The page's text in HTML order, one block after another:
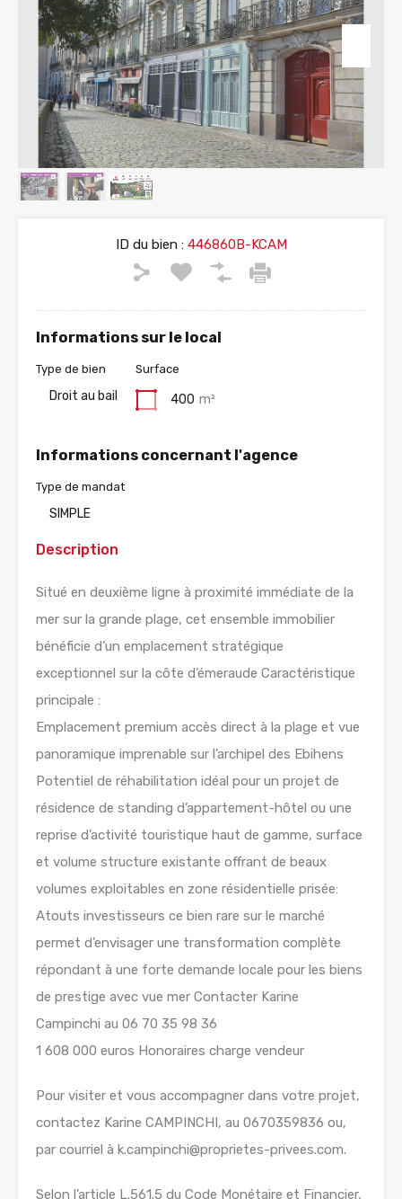
ID du bien :446860B-KCAM
Informations sur le local
Type de bien
Droit au bail
Surface
400 m²
Informations concernant l'agence
Type de mandat
SIMPLE
Description
Situé en deuxième ligne à proximité immédiate de la
mer sur la grande plage, cet ensemble immobilier
bénéficie d’un emplacement stratégique
exceptionnel sur la côte d’émeraude Caractéristique
principale :
Emplacement premium accès direct à la plage et vue
panoramique imprenable sur l’archipel des Ebihens
Potentiel de réhabilitation idéal pour un projet de
résidence de standing d’appartement-hôtel ou une
reprise d’activité touristique haut de gamme, surface
et volume structure existante offrant de beaux
volumes exploitables en zone résidentielle prisée:
Atouts investisseurs ce bien rare sur le marché
permet d’envisager une transformation complète
répondant à une forte demande locale pour les biens
de prestige avec vue mer Contacter Karine
Campinchi au 06 70 35 98 36
1 608 000 euros Honoraires charge vendeur
Pour visiter et vous accompagner dans votre projet,
contactez Karine CAMPINCHI, au 0670359836 ou,
par courriel à k.campinchi@proprietes-privees.com.
Selon l’article L.561.5 du Code Monétaire et Financier,